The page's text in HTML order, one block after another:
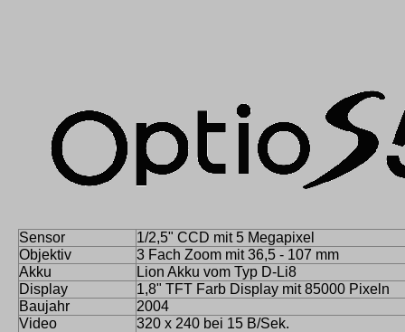
Sensor
1/2,5" CCD mit 5 Megapixel
Objektiv
3 Fach Zoom mit 36,5 - 107 mm
Akku
Lion Akku vom Typ D-Li8
Display
1,8" TFT Farb Display mit 85000 Pixeln
Baujahr
2004
Video
320 x 240 bei 15 B/Sek.